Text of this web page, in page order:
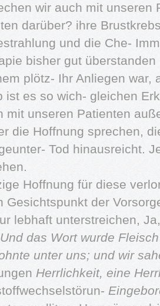
wir auch mit unseren
darüber? ihre
und die Che-
bisher gut
plötz­- Ihr Anliegen war,
ist es so wich- gleichen
mit unseren Patienten
die Hoffnung sprechen,
Tod hinausreicht.
Hoffnung für diese
Gesichtspunkt der
lebhaft unterstreichen,
Und das Wort wurde
unter uns; und wir
Herrlichkeit, eine